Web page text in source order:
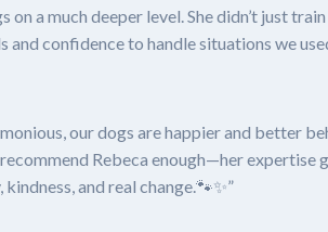
on a much deeper level. She didn’t just
and confidence to handle situations we
our dogs are happier and better
Rebeca enough—her expertise
and real change.🐾✨”